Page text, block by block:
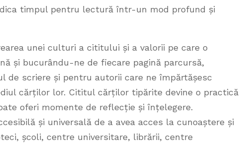
timpul pentru lectură într-un mod profund și
unei culturi a cititului și a valorii pe care o
și bucurându-ne de fiecare pagină parcursă,
de scriere și pentru autorii care ne împărtășesc
cărților lor. Cititul cărților tipărite devine o practică
oferi momente de reflecție și înțelegere.
și universală de a avea acces la cunoaștere și
școli, centre universitare, librării, centre